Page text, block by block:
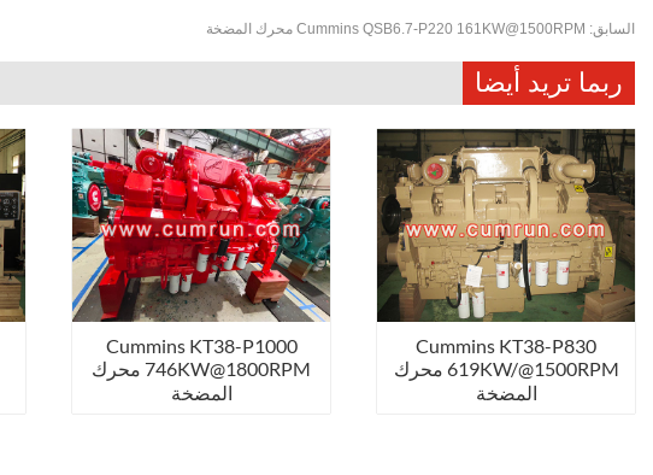
السابق: Cummins QSB6.7-P220 161KW@1500RPM محرك المضخة
ربما تريد أيضا
Cummins KT38-P1000
746KW@1800RPM محرك
المضخة
Cummins KT38-P830
619KW/@1500RPM محرك
المضخة